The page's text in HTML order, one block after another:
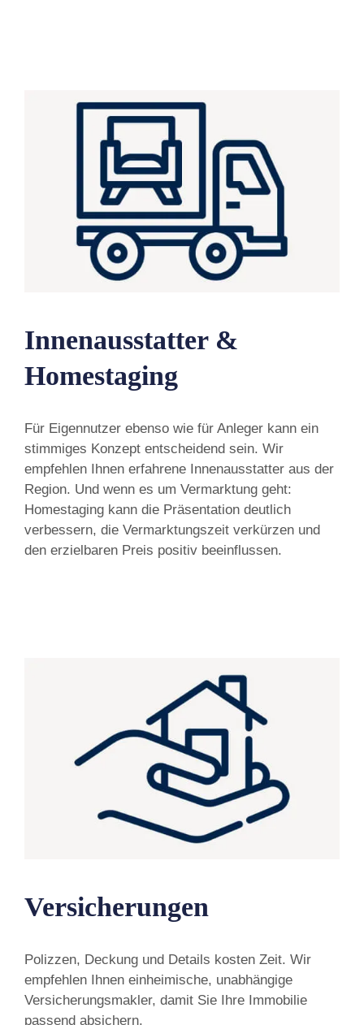
Innenausstatter &
Homestaging
Für Eigennutzer ebenso wie für Anleger kann ein
stimmiges Konzept entscheidend sein. Wir
empfehlen Ihnen erfahrene Innenausstatter aus der
Region. Und wenn es um Vermarktung geht:
Homestaging kann die Präsentation deutlich
verbessern, die Vermarktungszeit verkürzen und
den erzielbaren Preis positiv beeinflussen.
Versicherungen
Polizzen, Deckung und Details kosten Zeit. Wir
empfehlen Ihnen einheimische, unabhängige
Versicherungsmakler, damit Sie Ihre Immobilie
passend absichern.